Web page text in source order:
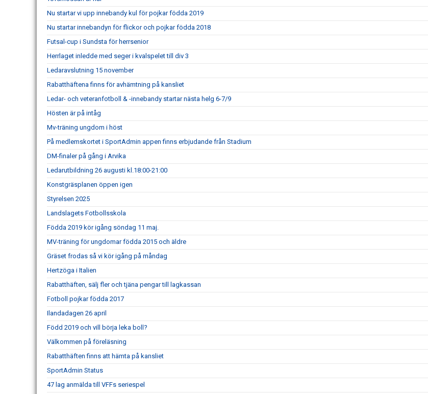
Nu startar vi upp innebandy kul för pojkar födda 2019
Nu startar innebandyn för flickor och pojkar födda 2018
Futsal-cup i Sundsta för herrsenior
Herrlaget inledde med seger i kvalspelet till div 3
Ledaravslutning 15 november
Rabatthäftena finns för avhämtning på kansliet
Ledar- och veteranfotboll & -innebandy startar nästa helg 6-7/9
Hösten är på intåg
Mv-träning ungdom i höst
På medlemskortet i SportAdmin appen finns erbjudande från Stadium
DM-finaler på gång i Arvika
Ledarutbildning 26 augusti kl.18:00-21:00
Konstgräsplanen öppen igen
Styrelsen 2025
Landslagets Fotbollsskola
Födda 2019 kör igång söndag 11 maj.
MV-träning för ungdomar födda 2015 och äldre
Gräset frodas så vi kör igång på måndag
Hertzöga i Italien
Rabatthäften, sälj fler och tjäna pengar till lagkassan
Fotboll pojkar födda 2017
Ilandadagen 26 april
Född 2019 och vill börja leka boll?
Välkommen på föreläsning
Rabatthäften finns att hämta på kansliet
SportAdmin Status
47 lag anmälda till VFFs seriespel